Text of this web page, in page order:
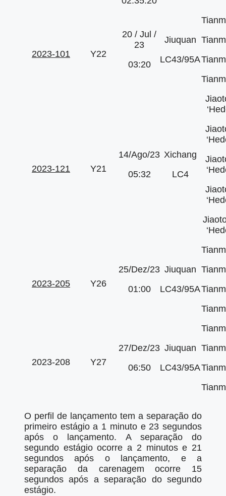
2023-101 Y22
20 / Jul /
23
03:20
Jiuquan
LC43/95A
2023-121 Y21
14/Ago/23
05:32
Xichang
LC4
2023-205 Y26
25/Dez/23
01:00
Jiuquan
LC43/95A
2023-208 Y27
27/Dez/23
06:50
Jiuquan
LC43/95A
O perfil de lançamento tem a separação do
primeiro estágio a 1 minuto e 23 segundos
após o lançamento. A separação do
segundo estágio ocorre a 2 minutos e 21
segundos após o lançamento, e a
separação da carenagem ocorre 15
segundos após a separação do segundo
estágio.